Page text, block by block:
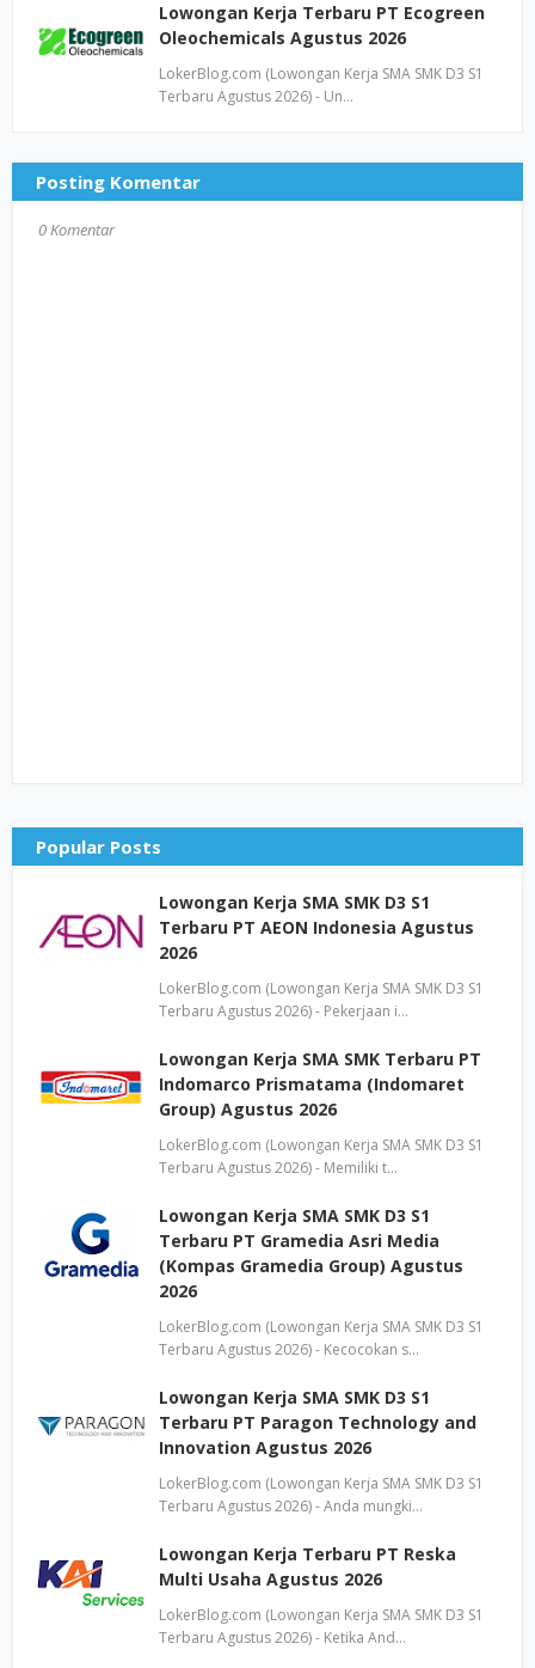
Lowongan Kerja Terbaru PT Ecogreen
Oleochemicals Agustus 2026
LokerBlog.com (Lowongan Kerja SMA SMK D3 S1
Terbaru Agustus 2026) - Un…
Posting Komentar
0 Komentar
Popular Posts
Lowongan Kerja SMA SMK D3 S1
Terbaru PT AEON Indonesia Agustus
2026
LokerBlog.com (Lowongan Kerja SMA SMK D3 S1
Terbaru Agustus 2026) - Pekerjaan i…
Lowongan Kerja SMA SMK Terbaru PT
Indomarco Prismatama (Indomaret
Group) Agustus 2026
LokerBlog.com (Lowongan Kerja SMA SMK D3 S1
Terbaru Agustus 2026) - Memiliki t…
Lowongan Kerja SMA SMK D3 S1
Terbaru PT Gramedia Asri Media
(Kompas Gramedia Group) Agustus
2026
LokerBlog.com (Lowongan Kerja SMA SMK D3 S1
Terbaru Agustus 2026) - Kecocokan s…
Lowongan Kerja SMA SMK D3 S1
Terbaru PT Paragon Technology and
Innovation Agustus 2026
LokerBlog.com (Lowongan Kerja SMA SMK D3 S1
Terbaru Agustus 2026) - Anda mungki…
Lowongan Kerja Terbaru PT Reska
Multi Usaha Agustus 2026
LokerBlog.com (Lowongan Kerja SMA SMK D3 S1
Terbaru Agustus 2026) - Ketika And…